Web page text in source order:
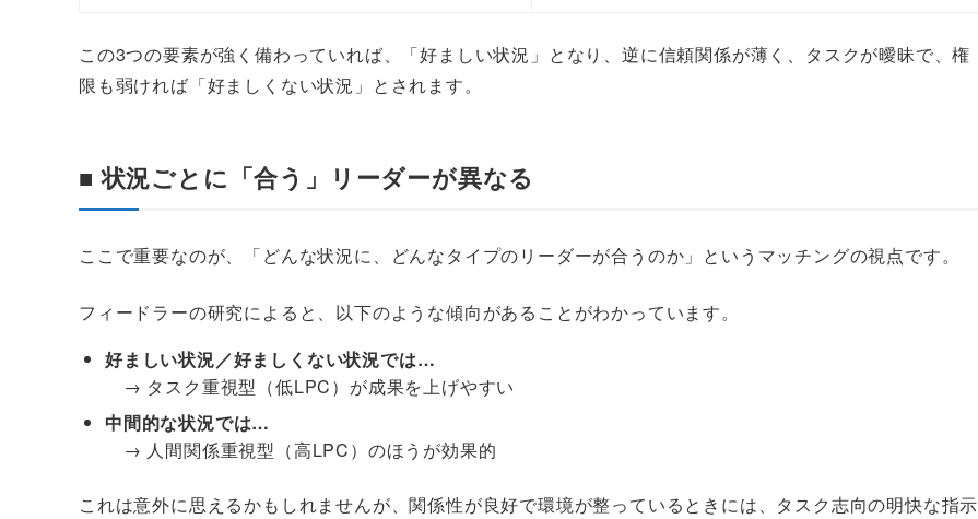
この3つの要素が強く備わっていれば、「好ましい状況」となり、逆に信頼関係が薄く、タスクが曖昧で、権
限も弱ければ「好ましくない状況」とされます。
■ 状況ごとに「合う」リーダーが異なる
ここで重要なのが、「どんな状況に、どんなタイプのリーダーが合うのか」というマッチングの視点です。
フィードラーの研究によると、以下のような傾向があることがわかっています。
好ましい状況／好ましくない状況では…
→ タスク重視型（低LPC）が成果を上げやすい
中間的な状況では…
→ 人間関係重視型（高LPC）のほうが効果的
これは意外に思えるかもしれませんが、関係性が良好で環境が整っているときには、タスク志向の明快な指示